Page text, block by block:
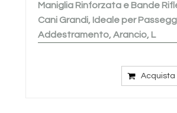
Maniglia Rinforzata e Bande
Cani Grandi, Ideale per
Addestramento, Arancio, L
Acquista